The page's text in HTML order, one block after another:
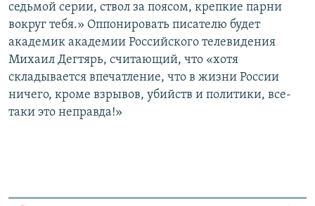
седьмой серии, ствол за поясом, крепкие парни
вокруг тебя.» Оппонировать писателю будет
академик академии Российского телевидения
Михаил Дегтярь, считающий, что «хотя
складывается впечатление, что в жизни России
ничего, кроме взрывов, убийств и политики, все-
таки это неправда!»